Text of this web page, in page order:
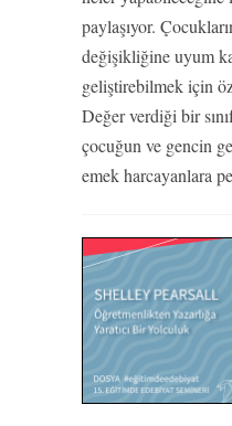
paylaşıyor.
değişikliğine uyum
geliştirebilmek için
Değer verdiği bir
çocuğun ve gencin
emek harcayanlara